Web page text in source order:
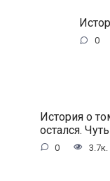
0
История о
остался.
0 3.7к.